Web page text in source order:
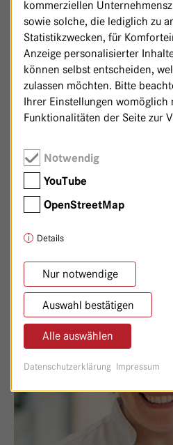
STEFANIE GRONEWALD
Oberärztin Frauenheilkunde und
ZUM PROFIL VON STEFANIE
kommerziellen
sowie solche, die lediglich zu
Statistikzwecken, für
Anzeige personalisierter
können selbst entscheiden,
zulassen möchten. Bitte
Ihrer Einstellungen womöglich
Funktionalitäten der Seite zur
Notwendig
YouTube
OpenStreetMap
Details
Nur notwendige
Auswahl bestätigen
Alle auswählen
Datenschutzerklärung Impressum